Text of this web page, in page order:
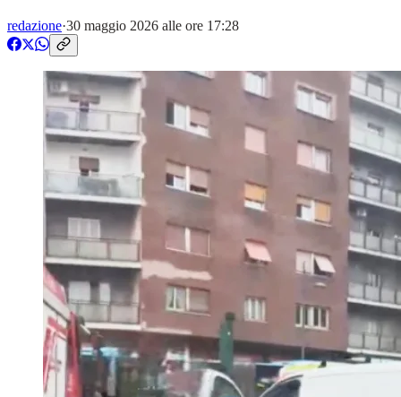
redazione·30 maggio 2026 alle ore 17:28